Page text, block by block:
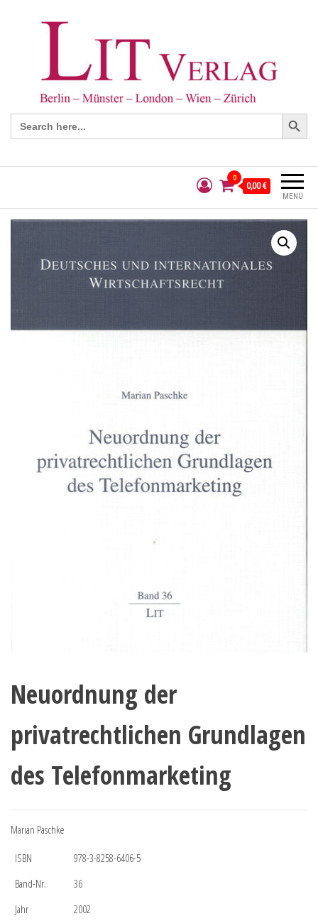
Search
for:
Search Button
MENÜ
0
0,00 €
Neuordnung der
privatrechtlichen Grundlagen
des Telefonmarketing
Marian Paschke
ISBN
978-3-8258-6406-5
Band-Nr.
36
Jahr
2002